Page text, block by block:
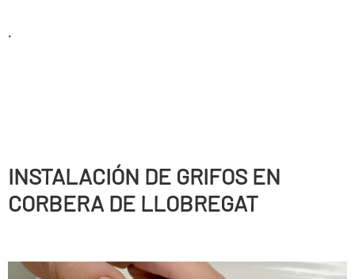
.
INSTALACIÓN DE GRIFOS EN
CORBERA DE LLOBREGAT